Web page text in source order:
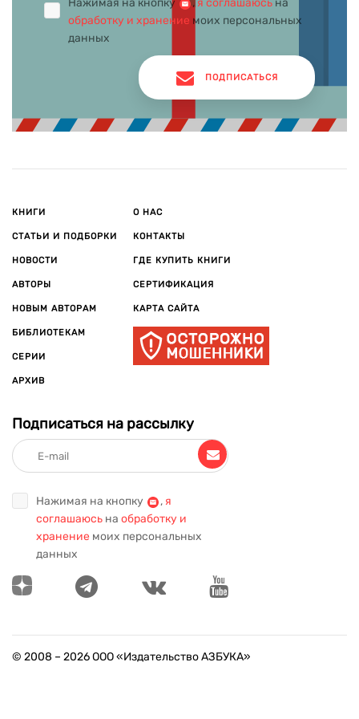
известно во всем мире. Скончался писатель в Мюнхене.
Похоронен в Швейцарии в городе Селиньи.
Нажимая на кнопку , я соглашаюсь на
обработку и хранение моих персональных
данных
ПОДПИСАТЬСЯ
КНИГИ
СТАТЬИ И ПОДБОРКИ
НОВОСТИ
АВТОРЫ
НОВЫМ АВТОРАМ
БИБЛИОТЕКАМ
СЕРИИ
АРХИВ
О НАС
КОНТАКТЫ
ГДЕ КУПИТЬ КНИГИ
СЕРТИФИКАЦИЯ
КАРТА САЙТА
Подписаться на рассылку
Нажимая на кнопку , я
соглашаюсь на обработку и
хранение моих персональных
данных
© 2008 – 2026ООО «Издательство АЗБУКА»